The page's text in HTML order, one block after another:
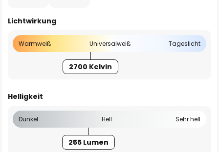
Lichtwirkung
Warmweiß Universalweiß Tageslicht
2700 Kelvin
Helligkeit
Dunkel Hell Sehr hell
255 Lumen